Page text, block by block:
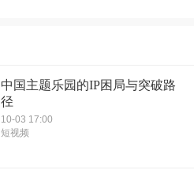
中国主题乐园的IP困局与突破路
径
10-03 17:00
短视频